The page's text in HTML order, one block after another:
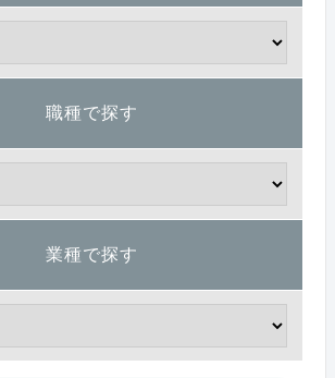
職種で探す
業種で探す